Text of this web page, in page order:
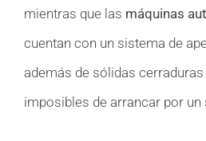
mientras que las máquinas
cuentan con un sistema de
además de sólidas
imposibles de arrancar por un